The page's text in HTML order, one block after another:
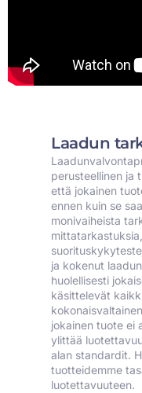
Laadun
perusteellinen ja
että jokainen
ennen kuin se
monivaiheista
ja kokenut
huolellisesti
käsittelevät
jokainen tuote ei
ylittää
alan standardit.
tuotteidemme
luotettavuuteen.